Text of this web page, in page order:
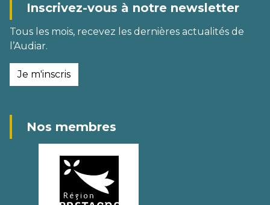
Inscrivez-vous à notre newsletter
Tous les mois, recevez les dernières actualités de
l’Audiar.
Je m'inscris
Nos membres